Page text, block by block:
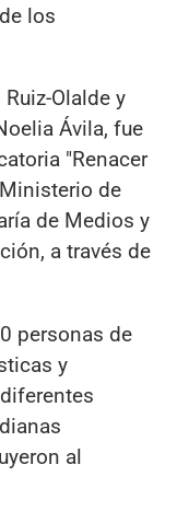
los
Olalde y
Ávila, fue
"Renacer
de
de Medios y
a través de
personas de
y
al